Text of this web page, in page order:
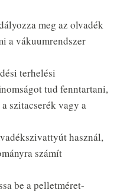
meg az olvadék
a vákuumrendszer
terhelési
tud fenntartani,
szitacserék vagy a
használ,
számít
be a pelletméret-